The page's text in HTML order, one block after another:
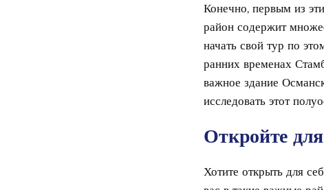
Конечно, первым из
район содержит
начать свой тур по
ранних временах
важное здание
исследовать этот
Откройте
Хотите открыть для